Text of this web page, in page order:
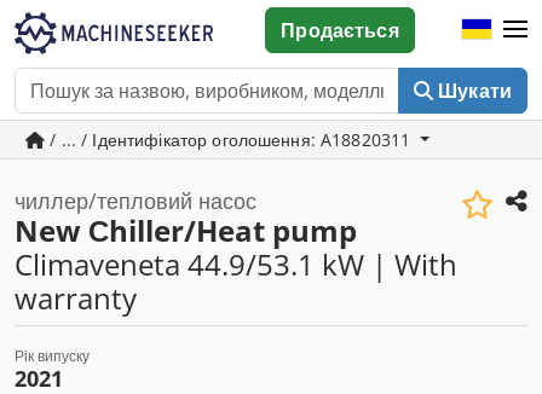
Шукати
Продається
/ ... / Ідентифікатор оголошення: A18820311
чиллер/тепловий насос
New Сhiller/Heat pump
Climaveneta 44.9/53.1 kW | With
warranty
Рік випуску
2021